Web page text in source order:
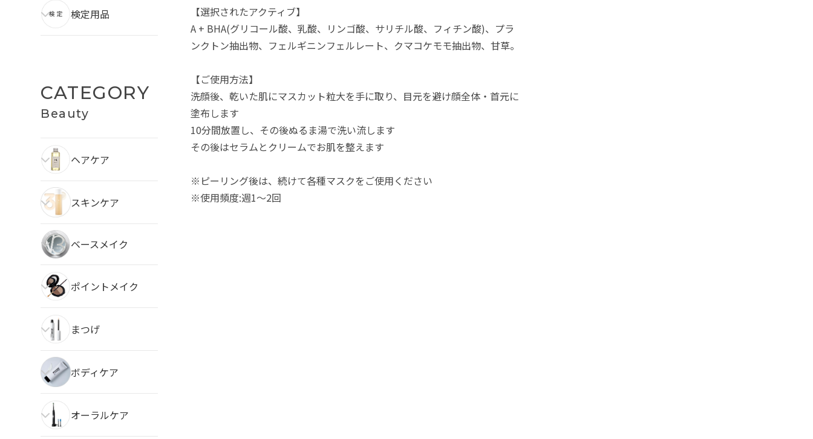
検定用品
CATEGORY
Beauty
ヘアケア
スキンケア
ベースメイク
ポイントメイク
まつげ
ボディケア
オーラルケア
【選択されたアクティブ】
A + BHA(グリコール酸、乳酸、リンゴ酸、サリチル酸、フィチン酸)、プラ
ンクトン抽出物、フェルギニンフェルレート、クマコケモモ抽出物、甘草。
【ご使用方法】
洗顔後、乾いた肌にマスカット粒大を手に取り、目元を避け顔全体・首元に
塗布します
10分間放置し、その後ぬるま湯で洗い流します
その後はセラムとクリームでお肌を整えます
※ピーリング後は、続けて各種マスクをご使用ください
※使用頻度:週1～2回